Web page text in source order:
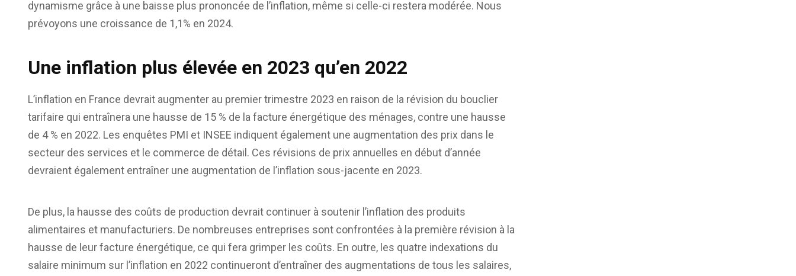
dynamisme grâce à une baisse plus prononcée de l’inflation, même si celle-ci restera modérée. Nous
prévoyons une croissance de 1,1% en 2024.
Une inflation plus élevée en 2023 qu’en 2022
L’inflation en France devrait augmenter au premier trimestre 2023 en raison de la révision du bouclier
tarifaire qui entraînera une hausse de 15 % de la facture énergétique des ménages, contre une hausse
de 4 % en 2022. Les enquêtes PMI et INSEE indiquent également une augmentation des prix dans le
secteur des services et le commerce de détail. Ces révisions de prix annuelles en début d’année
devraient également entraîner une augmentation de l’inflation sous-jacente en 2023.
De plus, la hausse des coûts de production devrait continuer à soutenir l’inflation des produits
alimentaires et manufacturiers. De nombreuses entreprises sont confrontées à la première révision à la
hausse de leur facture énergétique, ce qui fera grimper les coûts. En outre, les quatre indexations du
salaire minimum sur l’inflation en 2022 continueront d’entraîner des augmentations de tous les salaires,